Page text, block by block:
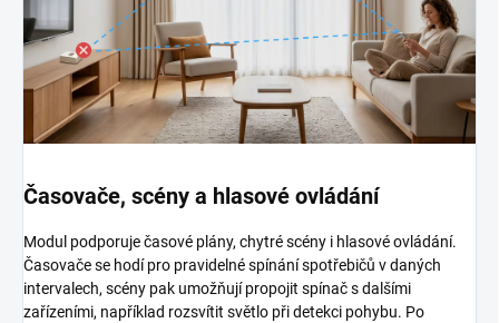
Časovače, scény a hlasové ovládání
Modul podporuje časové plány, chytré scény i hlasové ovládání.
Časovače se hodí pro pravidelné spínání spotřebičů v daných
intervalech, scény pak umožňují propojit spínač s dalšími
zařízeními, například rozsvítit světlo při detekci pohybu. Po